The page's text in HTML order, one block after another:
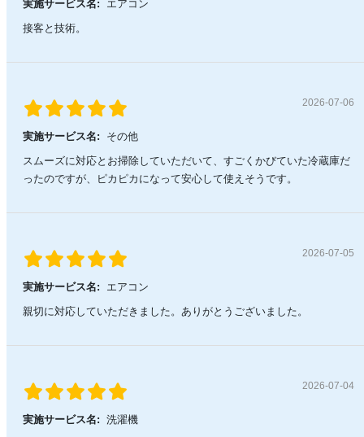
実施サービス名:
エアコン
接客と技術。
2026-07-06
実施サービス名:
その他
スムーズに対応とお掃除していただいて、すごくかびていた冷蔵庫だ
ったのですが、ピカピカになって安心して使えそうです。
2026-07-05
実施サービス名:
エアコン
親切に対応していただきました。ありがとうございました。
2026-07-04
実施サービス名: 洗濯機